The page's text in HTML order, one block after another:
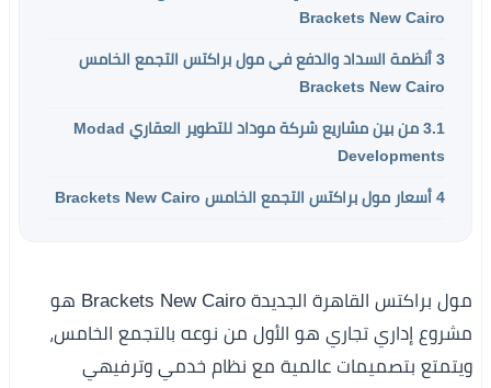
Brackets New Cairo
3 أنظمة السداد والدفع في مول براكتس التجمع الخامس
Brackets New Cairo
3.1
من بين مشاريع شركة موداد للتطوير العقاري Modad
Developments
4 أسعار مول براكتس التجمع الخامس Brackets New Cairo
مول براكتس القاهرة الجديدة Brackets New Cairo هو
مشروع إداري تجاري هو الأول من نوعه بالتجمع الخامس،
ويتمتع بتصميمات عالمية مع نظام خدمي وترفيهي